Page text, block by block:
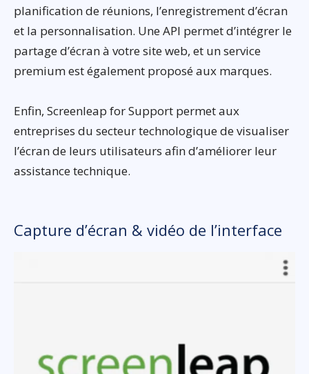
planification de réunions, l’enregistrement d’écran
et la personnalisation. Une API permet d’intégrer le
partage d’écran à votre site web, et un service
premium est également proposé aux marques.
Enfin, Screenleap for Support permet aux
entreprises du secteur technologique de visualiser
l’écran de leurs utilisateurs afin d’améliorer leur
assistance technique.
Capture d’écran & vidéo de l’interface